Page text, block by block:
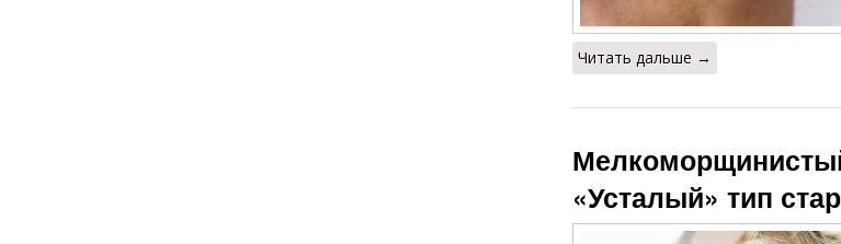
Читать дальше →
«Усталый» тип